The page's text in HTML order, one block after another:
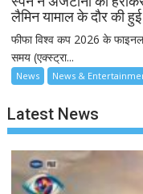
लैमिन यामाल के दौर की
फीफा विश्व कप 2026 के फाइनल
समय (एक्स्ट्रा...
News News &
Latest News